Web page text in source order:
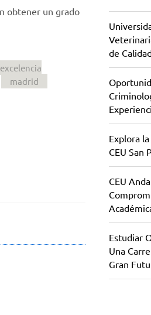
obtener un grado
excelencia
madrid
de
Explora
CEU San
CEU
Estudiar
Una
Gran